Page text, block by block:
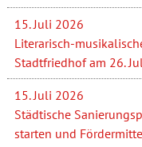
15. Juli 2026
Literarisch-
Stadtfriedhof am 26.
15. Juli 2026
Städtische
starten und